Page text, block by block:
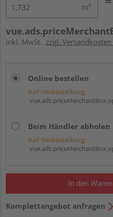
m²
inkl. MwSt. zzgl.
Online bestellen
Auf Vorbestellung:
Beim Händler abholen
Auf Vorbestellung:
In den
Komplettangebot anfragen